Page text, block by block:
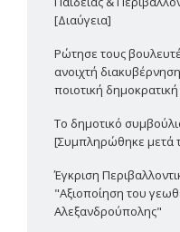
[Διαύγεια]
Ρώτησε τους
ανοιχτή
ποιοτική
Το δημοτικό
[Συμπληρώθηκε μετά
Έγκριση
"Αξιοποίηση του
Αλεξανδρούπολης"